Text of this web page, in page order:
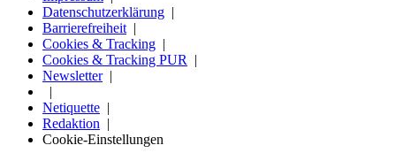
Datenschutzerklärung
Barrierefreiheit
Cookies & Tracking
Cookies & Tracking PUR
Newsletter
Netiquette
Redaktion
Cookie-Einstellungen